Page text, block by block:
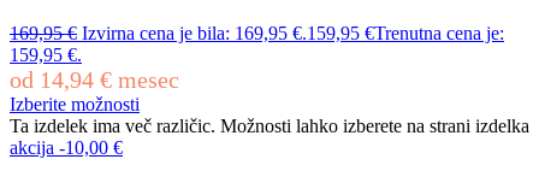
169,95€ Izvirna cena je bila: 169,95 €.159,95 €Trenutna cena je:
159,95 €.
od 14,94 € mesec
Izberite možnosti
Ta izdelek ima več različic. Možnosti lahko izberete na strani izdelka
akcija -10,00 €